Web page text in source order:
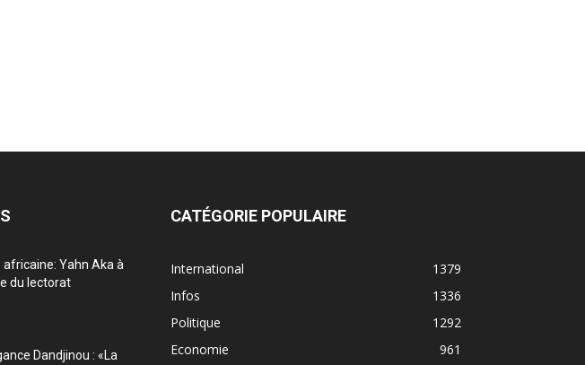
Yahn Aka à
du lectorat
Dandjinou : «La
CATÉGORIE POPULAIRE
International
1379
Infos
1336
Politique
1292
Economie
961